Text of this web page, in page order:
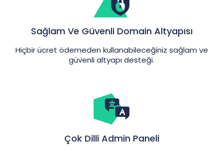
Sağlam Ve Güvenli Domain Altyapısı
Hiçbir ücret ödemeden kullanabileceğiniz sağlam ve
güvenli altyapı desteği.
Çok Dilli Admin Paneli